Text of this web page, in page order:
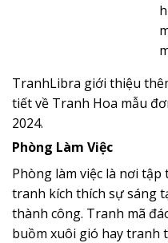
TranhLibra giới thiệu
tiết về Tranh Hoa mẫu
2024.
Phòng Làm Việc
Phòng làm việc là nơi
tranh kích thích sự sáng
thành công. Tranh mã
buồm xuôi gió hay tranh